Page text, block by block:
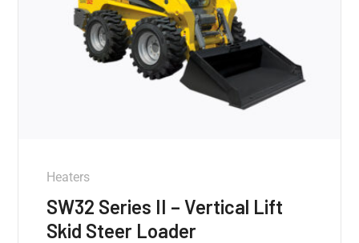
Heaters
SW32 Series II – Vertical Lift
Skid Steer Loader